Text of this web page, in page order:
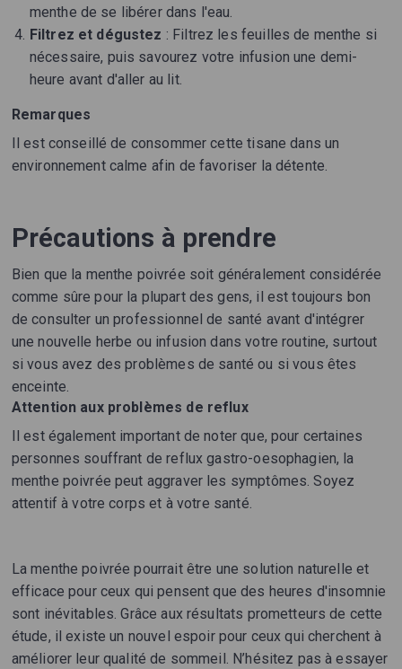
menthe de se libérer dans l'eau.
Filtrez et dégustez : Filtrez les feuilles de menthe si
nécessaire, puis savourez votre infusion une demi-
heure avant d'aller au lit.
Remarques
Il est conseillé de consommer cette tisane dans un
environnement calme afin de favoriser la détente.
Précautions à prendre
Bien que la menthe poivrée soit généralement considérée
comme sûre pour la plupart des gens, il est toujours bon
de consulter un professionnel de santé avant d'intégrer
une nouvelle herbe ou infusion dans votre routine, surtout
si vous avez des problèmes de santé ou si vous êtes
enceinte.
Attention aux problèmes de reflux
Il est également important de noter que, pour certaines
personnes souffrant de reflux gastro-oesophagien, la
menthe poivrée peut aggraver les symptômes. Soyez
attentif à votre corps et à votre santé.
La menthe poivrée pourrait être une solution naturelle et
efficace pour ceux qui pensent que des heures d'insomnie
sont inévitables. Grâce aux résultats prometteurs de cette
étude, il existe un nouvel espoir pour ceux qui cherchent à
améliorer leur qualité de sommeil. N’hésitez pas à essayer